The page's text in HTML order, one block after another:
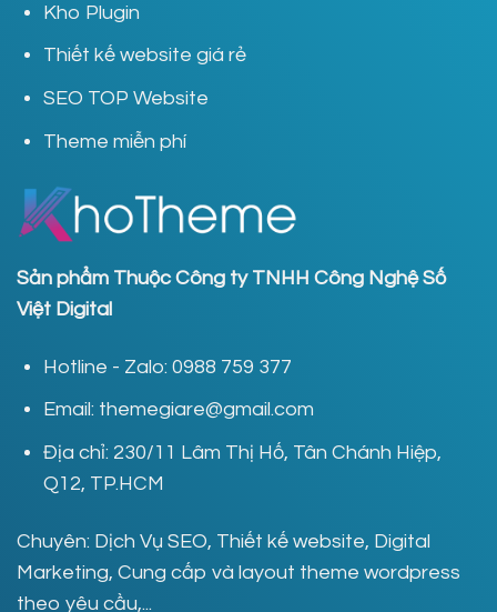
Kho Plugin
Thiết kế website giá rẻ
SEO TOP Website
Theme miễn phí
Sản phẩm Thuộc Công ty TNHH Công Nghệ Số
Việt Digital
Hotline - Zalo: 0988 759 377
Email: themegiare@gmail.com
Địa chỉ: 230/11 Lâm Thị Hố, Tân Chánh Hiệp,
Q12, TP.HCM
Chuyên: Dịch Vụ SEO, Thiết kế website, Digital
Marketing, Cung cấp và layout theme wordpress
theo yêu cầu,...